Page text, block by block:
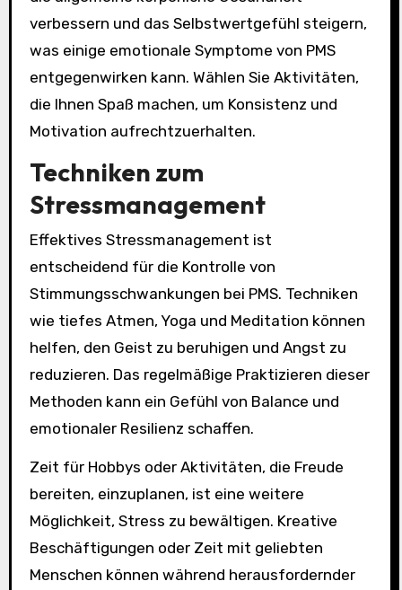
verbessern und das Selbstwertgefühl steigern,
was einige emotionale Symptome von PMS
entgegenwirken kann. Wählen Sie Aktivitäten,
die Ihnen Spaß machen, um Konsistenz und
Motivation aufrechtzuerhalten.
Techniken zum
Stressmanagement
Effektives Stressmanagement ist
entscheidend für die Kontrolle von
Stimmungsschwankungen bei PMS. Techniken
wie tiefes Atmen, Yoga und Meditation können
helfen, den Geist zu beruhigen und Angst zu
reduzieren. Das regelmäßige Praktizieren dieser
Methoden kann ein Gefühl von Balance und
emotionaler Resilienz schaffen.
Zeit für Hobbys oder Aktivitäten, die Freude
bereiten, einzuplanen, ist eine weitere
Möglichkeit, Stress zu bewältigen. Kreative
Beschäftigungen oder Zeit mit geliebten
Menschen können während herausfordernder